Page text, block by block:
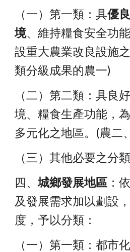
（一）第一類：具優
境、維持糧食安全功
設重大農業改良設施
類分級成果的農一)
（二）第二類：具良
境、糧食生產功能，
多元化之地區。(農二
（三）其他必要之分類
四、城鄉發展地區 ：
及發展需求加以劃設
度，予以分類：
（一）第一類：都市